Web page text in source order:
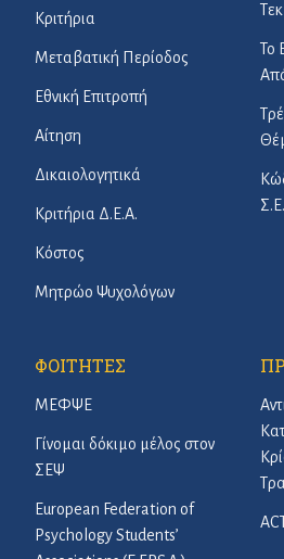
Το
Κριτήρια
Μεταβατική Περίοδος
Εθνική Επιτροπή
Αίτηση
Δικαιολογητικά
Κριτήρια Δ.Ε.Α.
Κόστος
Μητρώο Ψυχολόγων
ΦΟΙΤΗΤΕΣ
ΜΕΦΨΕ
Γίνομαι δόκιμο μέλος στον
ΣΕΨ
European Federation of
Psychology Students’